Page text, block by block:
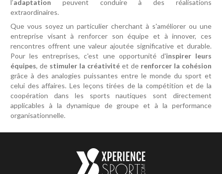
l’adaptation peuvent conduire à des réalisations
extraordinaires.
Que vous soyez un particulier cherchant à s'améliorer ou une
entreprise visant à renforcer son équipe et à innover, ces
rencontres offrent une valeur ajoutée significative et durable.
Pour les entreprises, c'est une opportunité d'inspirer leurs
équipes, de stimuler la créativité et de renforcer la cohésion
grâce à des analogies puissantes entre le monde du sport et
celui des affaires. Les leçons tirées de la compétition et de la
coopération dans les sports nautiques sont directement
applicables à la dynamique de groupe et à la performance
organisationnelle.